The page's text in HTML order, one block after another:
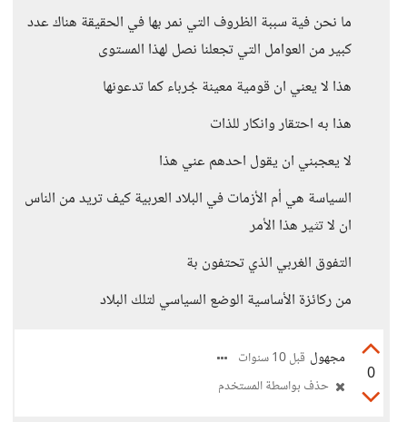
ما نحن فية سببة الظروف التي نمر بها في الحقيقة هناك عدد
كبير من العوامل التي تجعلنا نصل لهذا المستوى
هذا لا يعني ان قومية معينة جُرباء كما تدعونها
هذا به احتقار وانكار للذات
لا يعجبني ان يقول احدهم عني هذا
السياسة هي أم الأزمات في البلاد العربية كيف تريد من الناس
ان لا تثير هذا الأمر
التفوق الغربي الذي تحتفون بة
من ركائزة الأساسية الوضع السياسي لتلك البلاد
0
مجهول قبل 10 سنوات
حذف بواسطة المستخدم